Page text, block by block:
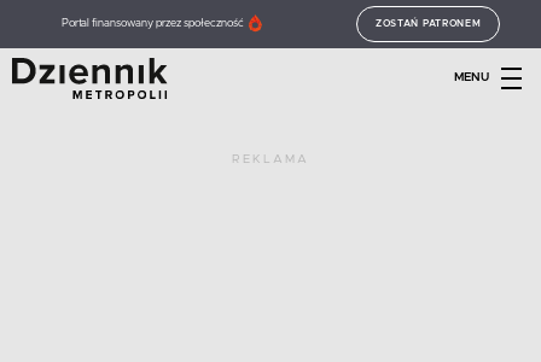
Portal finansowany przez społeczność ZOSTAŃ PATRONEM
MENU
REKLAMA